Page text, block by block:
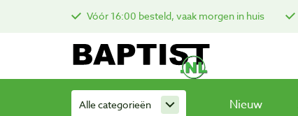
Vóór 16:00 besteld, vaak morgen in huis
Alle categorieën Nieuw